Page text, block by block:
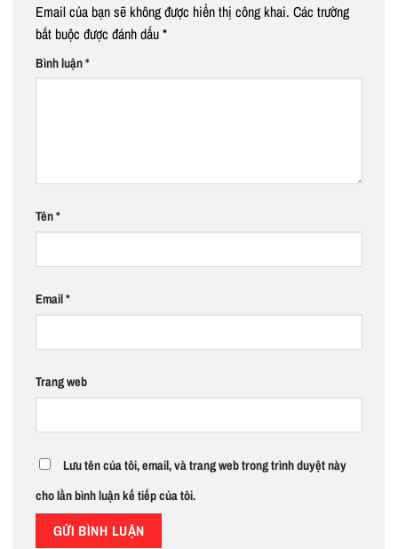
Email của bạn sẽ không được hiển thị công khai. Các trường
bắt buộc được đánh dấu*
Bình luận*
Tên*
Email*
Trang web
Lưu tên của tôi, email, và trang web trong trình duyệt này
cho lần bình luận kế tiếp của tôi.